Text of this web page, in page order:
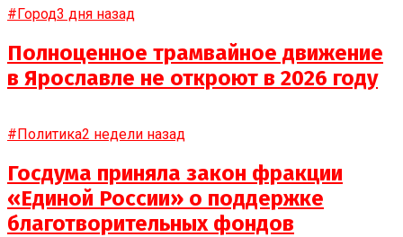
#Город3 дня назад
Полноценное трамвайное движение
в Ярославле не откроют в 2026 году
#Политика2 недели назад
Госдума приняла закон фракции
«Единой России» о поддержке
благотворительных фондов